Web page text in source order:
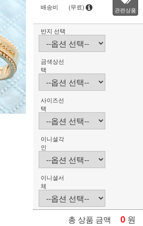
배송비
(무료) 관련상품
반지 선택
금색상선
택
사이즈선
택
이니셜각
인
이니셜서
체
총 상품 금액 0 원